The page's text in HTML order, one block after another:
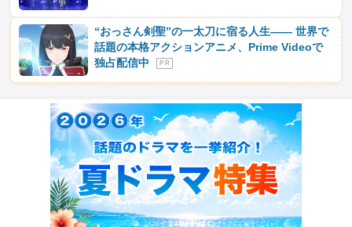
“おっさん剣聖”の一太刀に宿る人生―― 世界で
話題の本格アクションアニメ、Prime Videoで
独占配信中
P R